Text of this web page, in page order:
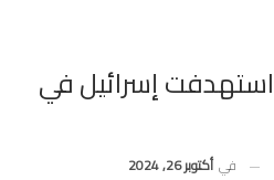
استهدفت إسرائيل في
في أكتوبر 26, 2024